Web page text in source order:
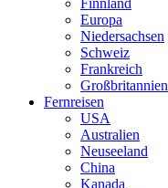
Finnland
Europa
Niedersachsen
Schweiz
Frankreich
Großbritannien
Fernreisen
USA
Australien
Neuseeland
China
Kanada